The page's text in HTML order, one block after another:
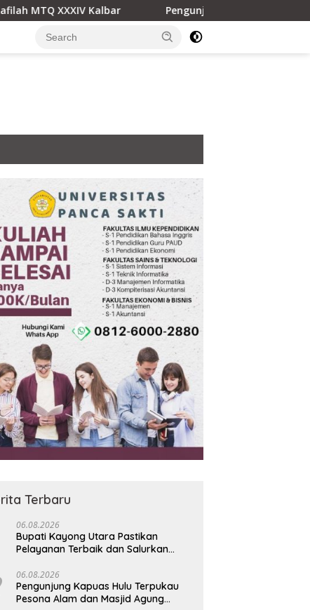
Kalbar Pengunjung Kapuas Hulu Terpukau Pesona
Terbaru
06.08.2026
Bupati Kayong Utara Pastikan
Pelayanan Terbaik dan Salurkan
Kalbar
06.08.2026
Pengunjung Kapuas Hulu Terpukau
Pesona Alam dan Masjid Agung